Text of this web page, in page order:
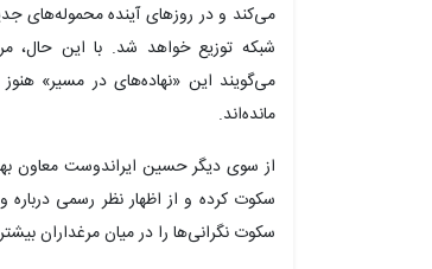
می‌کند و در روزهای آینده محموله‌های
شبکه توزیع خواهد شد. با این حال،
می‌گویند این «نهاده‌های در مسیر»
مانده‌اند.
از سوی دیگر حسین ایراندوست معاون
سکوت کرده و از اظهار نظر رسمی
سکوت نگرانی‌ها را در میان مرغداران